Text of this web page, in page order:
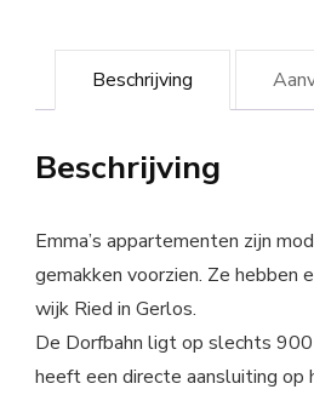
Beschrijving
Beschrijving
Emma’s appartementen zijn
gemakken voorzien. Ze hebben
wijk Ried in Gerlos.
De Dorfbahn ligt op slechts
heeft een directe aansluiting op